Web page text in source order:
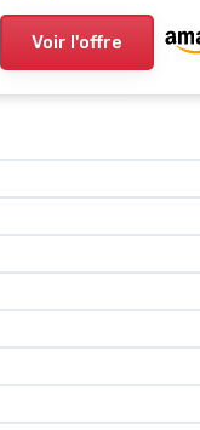
Voir l'offre